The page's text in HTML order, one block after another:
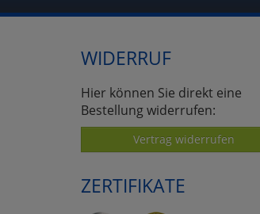
WIDERRUF
Hier können Sie direkt eine
Bestellung widerrufen:
Vertrag widerrufen
ZERTIFIKATE